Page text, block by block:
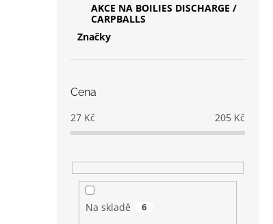
AKCE NA BOILIES DISCHARGE /
CARPBALLS
Značky
Cena
27 Kč 205 Kč
Na skladě 6